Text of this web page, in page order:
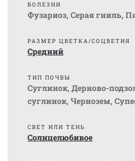
БОЛЕЗНИ
Фузариоз, Серая гниль,
РАЗМЕР ЦВЕТКА/СОЦВЕТИЯ
Средний
ТИП ПОЧВЫ
Суглинок, Дерново-
суглинок, Чернозем,
СВЕТ ИЛИ ТЕНЬ
Солнцелюбивое